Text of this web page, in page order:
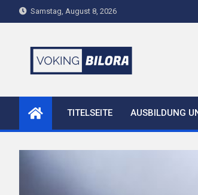
to
Samstag, August 8, 2026
voking-bilora.de
TITELSEITE AUSBILDUNG